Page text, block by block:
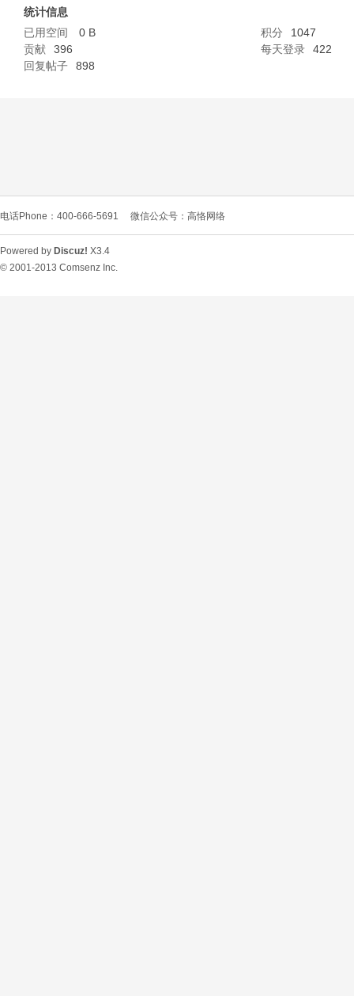
L
统计信息
已用空间
0 B 积分
1047
贡献
396 每天登录
422
回复帖子
898
电话Phone：400-666-5691 微信公众号：高恪网络
Powered by Discuz! X3.4
© 2001-2013 Comsenz Inc.